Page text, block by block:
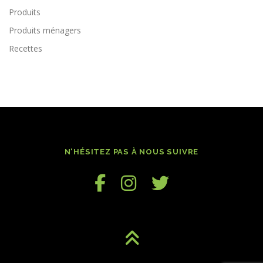
Produits
Produits ménagers
Recettes
N'HÉSITEZ PAS À NOUS SUIVRE